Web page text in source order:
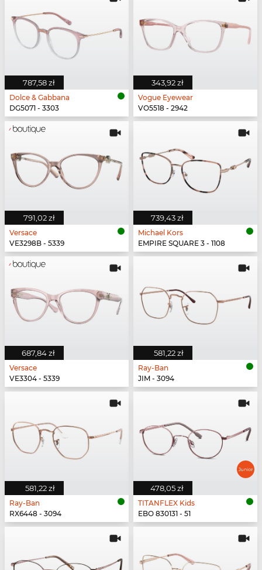
787,58 zł
Dolce & Gabbana
DG5071 - 3303
343,92 zł
Vogue Eyewear
VO5518 - 2942
791,02 zł
Versace
VE3298B - 5339
739,43 zł
Michael Kors
EMPIRE SQUARE 3 - 1108
687,84 zł
Versace
VE3304 - 5339
581,22 zł
Ray-Ban
JIM - 3094
581,22 zł
Ray-Ban
RX6448 - 3094
478,05 zł
TITANFLEX Kids
EBO 830131 - 51